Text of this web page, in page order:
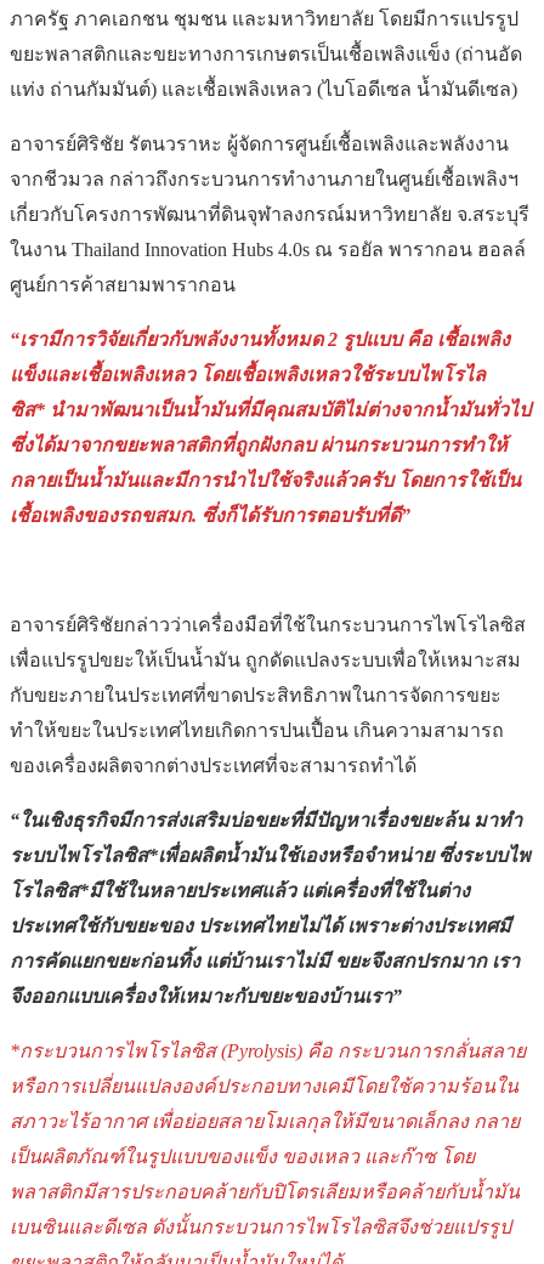
ภาครัฐ ภาคเอกชน ชุมชน และมหาวิทยาลัย โดยมีการแปรรูป
ขยะพลาสติกและขยะทางการเกษตรเป็นเชื้อเพลิงแข็ง (ถ่านอัด
แท่ง ถ่านกัมมันต์) และเชื้อเพลิงเหลว (ไบโอดีเซล น้ำมันดีเซล)
อาจารย์ศิริชัย รัตนวราหะ ผู้จัดการศูนย์เชื้อเพลิงและพลังงาน
จากชีวมวล กล่าวถึงกระบวนการทำงานภายในศูนย์เชื้อเพลิงฯ
เกี่ยวกับโครงการพัฒนาที่ดินจุฬาลงกรณ์มหาวิทยาลัย จ.สระบุรี
ในงาน Thailand Innovation Hubs 4.0s ณ รอยัล พารากอน ฮอลล์
ศูนย์การค้าสยามพารากอน
“เรามีการวิจัยเกี่ยวกับพลังงานทั้งหมด 2 รูปแบบ คือ เชื้อเพลิง
แข็งและเชื้อเพลิงเหลว โดยเชื้อเพลิงเหลวใช้ระบบไพโรไล
ซิส* นำมาพัฒนาเป็นน้ำมันที่มีคุณสมบัติไม่ต่างจากน้ำมันทั่วไป
ซึ่งได้มาจากขยะพลาสติกที่ถูกฝังกลบ ผ่านกระบวนการทำให้
กลายเป็นน้ำมันและมีการนำไปใช้จริงแล้วครับ โดยการใช้เป็น
เชื้อเพลิงของรถขสมก. ซึ่งก็ได้รับการตอบรับที่ดี”
อาจารย์ศิริชัยกล่าวว่าเครื่องมือที่ใช้ในกระบวนการไพโรไลซิส
เพื่อแปรรูปขยะให้เป็นน้ำมัน ถูกดัดแปลงระบบเพื่อให้เหมาะสม
กับขยะภายในประเทศที่ขาดประสิทธิภาพในการจัดการขยะ
ทำให้ขยะในประเทศไทยเกิดการปนเปื้อน เกินความสามารถ
ของเครื่องผลิตจากต่างประเทศที่จะสามารถทำได้
“ในเชิงธุรกิจมีการส่งเสริมบ่อขยะที่มีปัญหาเรื่องขยะล้น มาทำ
ระบบไพโรไลซิส*เพื่อผลิตน้ำมันใช้เองหรือจำหน่าย ซึ่งระบบไพ
โรไลซิส*มีใช้ในหลายประเทศแล้ว แต่เครื่องที่ใช้ในต่าง
ประเทศใช้กับขยะของ ประเทศไทยไม่ได้ เพราะต่างประเทศมี
การคัดแยกขยะก่อนทิ้ง แต่บ้านเราไม่มี ขยะจึงสกปรกมาก เรา
จึงออกแบบเครื่องให้เหมาะกับขยะของบ้านเรา”
*กระบวนการไพโรไลซิส (Pyrolysis) คือ กระบวนการกลั่นสลาย
หรือการเปลี่ยนแปลงองค์ประกอบทางเคมีโดยใช้ความร้อนใน
สภาวะไร้อากาศ เพื่อย่อยสลายโมเลกุลให้มีขนาดเล็กลง กลาย
เป็นผลิตภัณฑ์ในรูปแบบของแข็ง ของเหลว และก๊าซ โดย
พลาสติกมีสารประกอบคล้ายกับปิโตรเลียมหรือคล้ายกับน้ำมัน
เบนซินและดีเซล ดังนั้นกระบวนการไพโรไลซิสจึงช่วยแปรรูป